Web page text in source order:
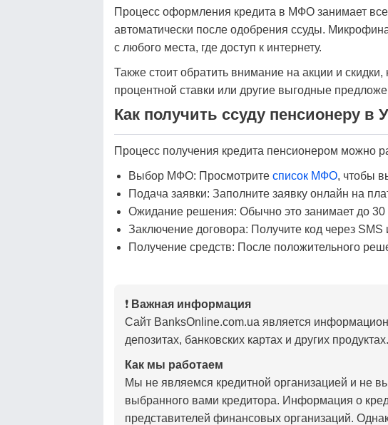
Процесс оформления кредита в МФО занимает
автоматически после одобрения ссуды.
с любого места, где доступ к интернету.
Также стоит обратить внимание на акции и
процентной ставки или другие выгодные
Как получить ссуду пенсионеру в
Процесс получения кредита пенсионером можно
Выбор МФО: Просмотрите список МФО, чтобы
Подача заявки: Заполните заявку онлайн на
Ожидание решения: Обычно это занимает до 30
Заключение договора: Получите код через SMS
Получение средств: После положительного
❗ Важная информация
Сайт BanksOnline.com.ua является
депозитах, банковских картах и других продуктах.
Как мы работаем
Мы не являемся кредитной организацией и не
выбранного вами кредитора. Информация о
представителей финансовых организаций.